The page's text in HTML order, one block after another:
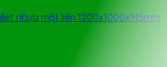
nhựa mặt liền 1200x1000x145mm